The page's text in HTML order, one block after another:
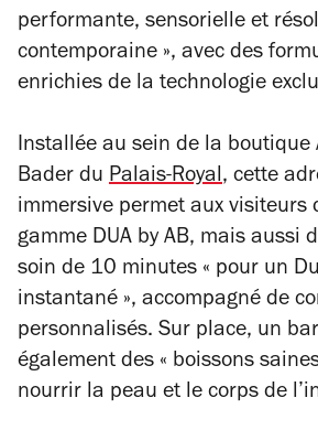
performante, sensorielle et
contemporaine », avec des
enrichies de la technologie
Installée au sein de la boutique
Bader du Palais-Royal, cette
immersive permet aux visiteurs
gamme DUA by AB, mais aussi
soin de 10 minutes « pour un
instantané », accompagné de
personnalisés. Sur place, un
également des « boissons
nourrir la peau et le corps de